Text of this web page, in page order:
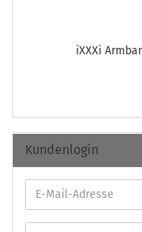
iXXXi
Kundenlogin